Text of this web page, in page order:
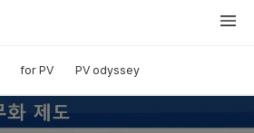
for PV PV odyssey